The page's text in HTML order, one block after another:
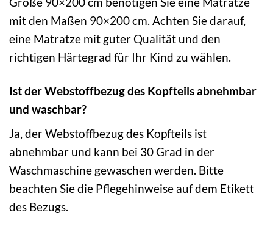
mit den Maßen 90×200 cm. Achten Sie darauf,
eine Matratze mit guter Qualität und den
richtigen Härtegrad für Ihr Kind zu wählen.
Ist der Webstoffbezug des Kopfteils abnehmbar
und waschbar?
Ja, der Webstoffbezug des Kopfteils ist
abnehmbar und kann bei 30 Grad in der
Waschmaschine gewaschen werden. Bitte
beachten Sie die Pflegehinweise auf dem Etikett
des Bezugs.